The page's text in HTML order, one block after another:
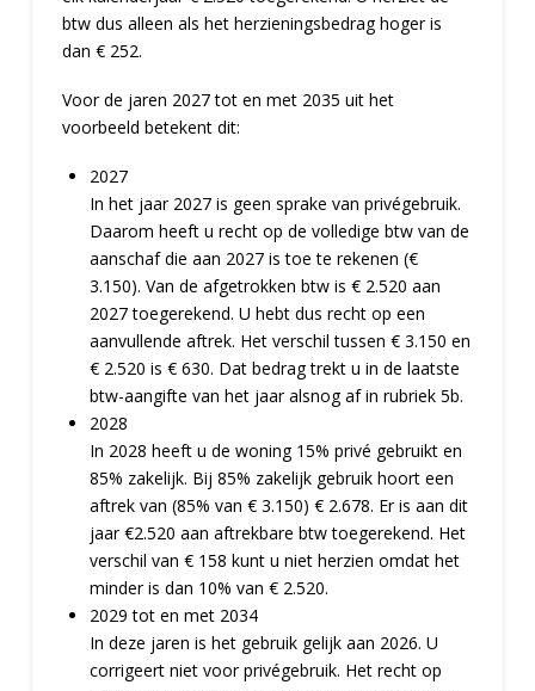
btw dus alleen als het herzieningsbedrag hoger is
dan € 252.
Voor de jaren 2027 tot en met 2035 uit het
voorbeeld betekent dit:
2027
In het jaar 2027 is geen sprake van privégebruik.
Daarom heeft u recht op de volledige btw van de
aanschaf die aan 2027 is toe te rekenen (€
3.150). Van de afgetrokken btw is € 2.520 aan
2027 toegerekend. U hebt dus recht op een
aanvullende aftrek. Het verschil tussen € 3.150 en
€ 2.520 is € 630. Dat bedrag trekt u in de laatste
btw-aangifte van het jaar alsnog af in rubriek 5b.
2028
In 2028 heeft u de woning 15% privé gebruikt en
85% zakelijk. Bij 85% zakelijk gebruik hoort een
aftrek van (85% van € 3.150) € 2.678. Er is aan dit
jaar €2.520 aan aftrekbare btw toegerekend. Het
verschil van € 158 kunt u niet herzien omdat het
minder is dan 10% van € 2.520.
2029 tot en met 2034
In deze jaren is het gebruik gelijk aan 2026. U
corrigeert niet voor privégebruik. Het recht op